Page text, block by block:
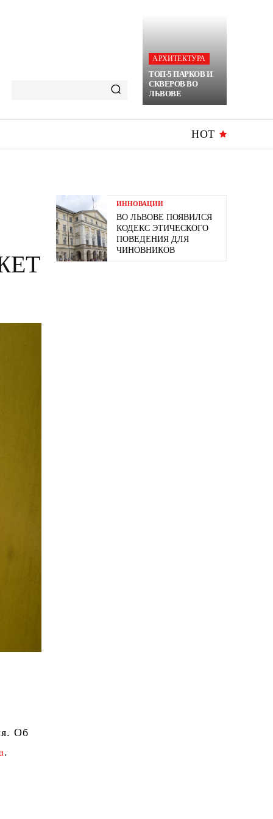
АРХИТЕКТУРА
ТОП-5 ПАРКОВ И
СКВЕРОВ ВО
ЛЬВОВЕ
HOT
Об
.
ИННОВАЦИИ
ВО ЛЬВОВЕ ПОЯВИЛСЯ
КОДЕКС ЭТИЧЕСКОГО
ПОВЕДЕНИЯ ДЛЯ
ЧИНОВНИКОВ